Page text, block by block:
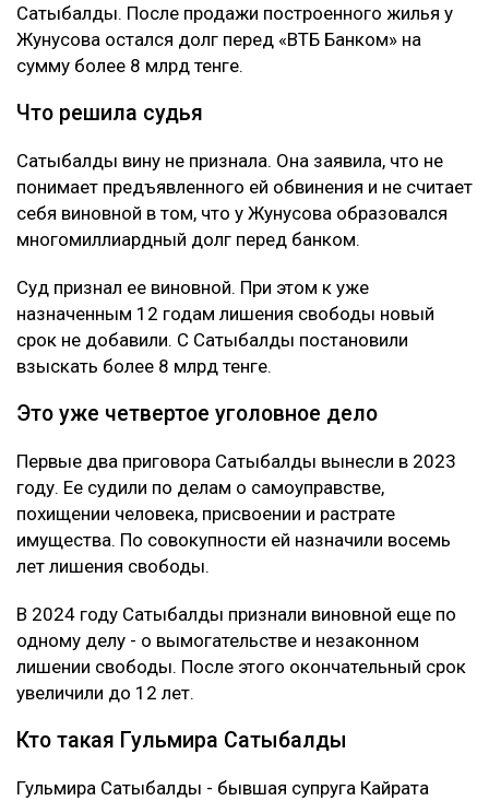
Сатыбалды. После продажи построенного жилья у
Жунусова остался долг перед «ВТБ Банком» на
сумму более 8 млрд тенге.
Что решила судья
Сатыбалды вину не признала. Она заявила, что не
понимает предъявленного ей обвинения и не считает
себя виновной в том, что у Жунусова образовался
многомиллиардный долг перед банком.
Суд признал ее виновной. При этом к уже
назначенным 12 годам лишения свободы новый
срок не добавили. С Сатыбалды постановили
взыскать более 8 млрд тенге.
Это уже четвертое уголовное дело
Первые два приговора Сатыбалды вынесли в 2023
году. Ее судили по делам о самоуправстве,
похищении человека, присвоении и растрате
имущества. По совокупности ей назначили восемь
лет лишения свободы.
В 2024 году Сатыбалды признали виновной еще по
одному делу - о вымогательстве и незаконном
лишении свободы. После этого окончательный срок
увеличили до 12 лет.
Кто такая Гульмира Сатыбалды
Гульмира Сатыбалды - бывшая супруга Кайрата